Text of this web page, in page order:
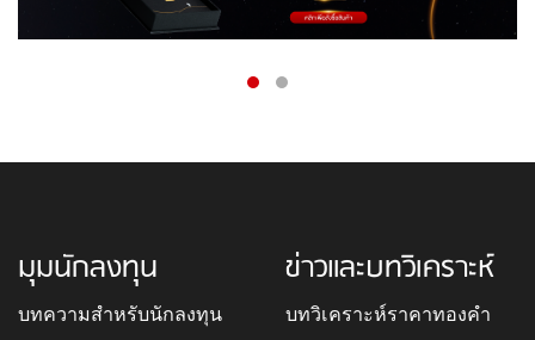
มุมนักลงทุน
บทความสำหรับนักลงทุน
ข่าวและบทวิเคราะห์
บทวิเคราะห์ราคาทองคำ